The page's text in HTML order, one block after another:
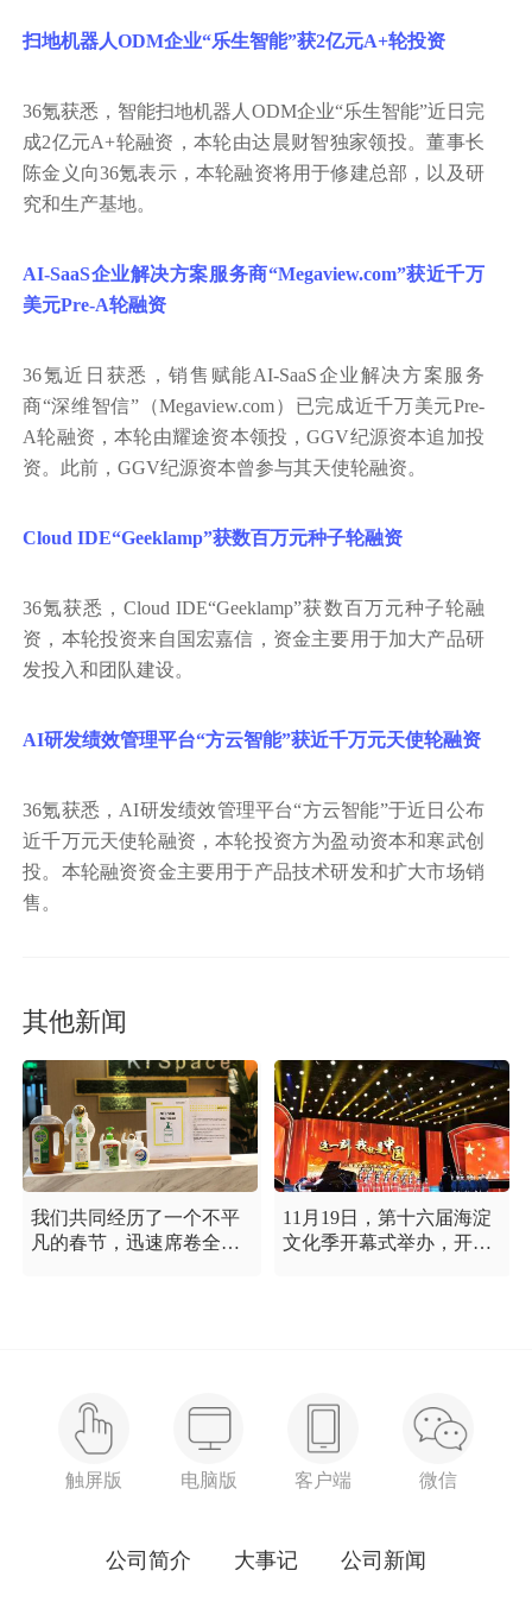
扫地机器人ODM企业“乐生智能”获2亿元A+轮投资
36氪获悉，智能扫地机器人ODM企业“乐生智能”近日完
成2亿元A+轮融资，本轮由达晨财智独家领投。董事长
陈金义向36氪表示，本轮融资将用于修建总部，以及研
究和生产基地。
AI-SaaS企业解决方案服务商“Megaview.com”获近千万
美元Pre-A轮融资
36氪近日获悉，销售赋能AI-SaaS企业解决方案服务
商“深维智信”（Megaview.com）已完成近千万美元Pre-
A轮融资，本轮由耀途资本领投，GGV纪源资本追加投
资。此前，GGV纪源资本曾参与其天使轮融资。
Cloud IDE“Geeklamp”获数百万元种子轮融资
36氪获悉，Cloud IDE“Geeklamp”获数百万元种子轮融
资，本轮投资来自国宏嘉信，资金主要用于加大产品研
发投入和团队建设。
AI研发绩效管理平台“方云智能”获近千万元天使轮融资
36氪获悉，AI研发绩效管理平台“方云智能”于近日公布
近千万元天使轮融资，本轮投资方为盈动资本和寒武创
投。本轮融资资金主要用于产品技术研发和扩大市场销
售。
其他新闻
我们共同经历了一个不平
凡的春节，迅速席卷全国
11月19日，第十六届海淀
文化季开幕式举办，开幕
结、特别讲奉献的一流精
神风貌，以及催人泪下的
感人事迹。
触屏版 电脑版 客户端 微信
公司简介 大事记 公司新闻